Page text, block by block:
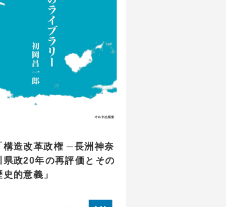
構造改革政権 ─長洲神奈
県政20年の再評価とその
史的意義」